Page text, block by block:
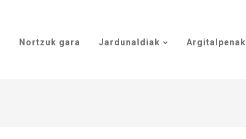
Nortzuk gara Jardunaldiak Argitalpenak